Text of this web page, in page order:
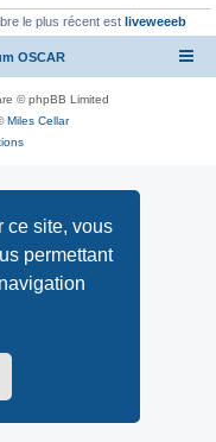
ce site, vous
permettant
le plus récent est liveweeeb
OSCAR
© phpBB Limited
Miles Cellar